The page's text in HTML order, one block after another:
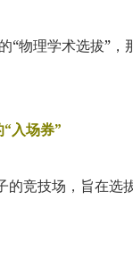
“物理学术选拔”
入场券”
竞技场，旨在选